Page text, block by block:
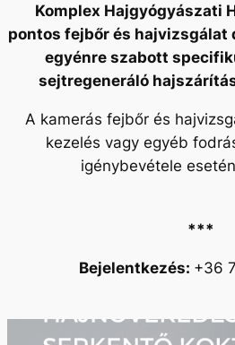
Komplex Hajgyógyászati
pontos fejbőr és hajvizsgálat
egyénre szabott
sejtregeneráló
A kamerás fejbőr és
kezelés vagy egyéb
igénybevétele
***
Bejelentkezés: +36